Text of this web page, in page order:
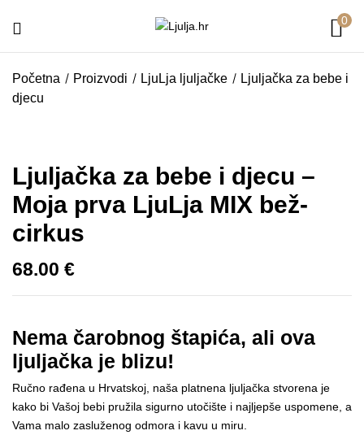
0
Početna Proizvodi LjuLja ljuljačke
Ljuljačka za bebe i
djecu
Ljuljačka za bebe i djecu –
Moja prva LjuLja MIX bež-
cirkus
68.00 €
Nema čarobnog štapića, ali ova
ljuljačka je blizu!
Ručno rađena u Hrvatskoj, naša platnena ljuljačka stvorena je
kako bi Vašoj bebi pružila sigurno utočište i najljepše uspomene, a
Vama malo zasluženog odmora i kavu u miru.
Budite prvi koji će recenzirati
Vaša adresa e-pošte neće biti objavljena.
Obavezna polja su označena sa
Vaša ocjena